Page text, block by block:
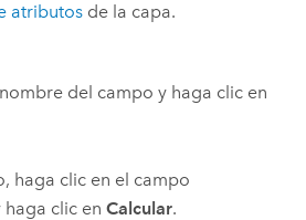
atributosde la capa.
del campo y haga clic en
haga clic en el campo
haga clic en Calcular.